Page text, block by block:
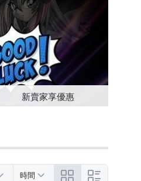
新賣家享優惠
時間